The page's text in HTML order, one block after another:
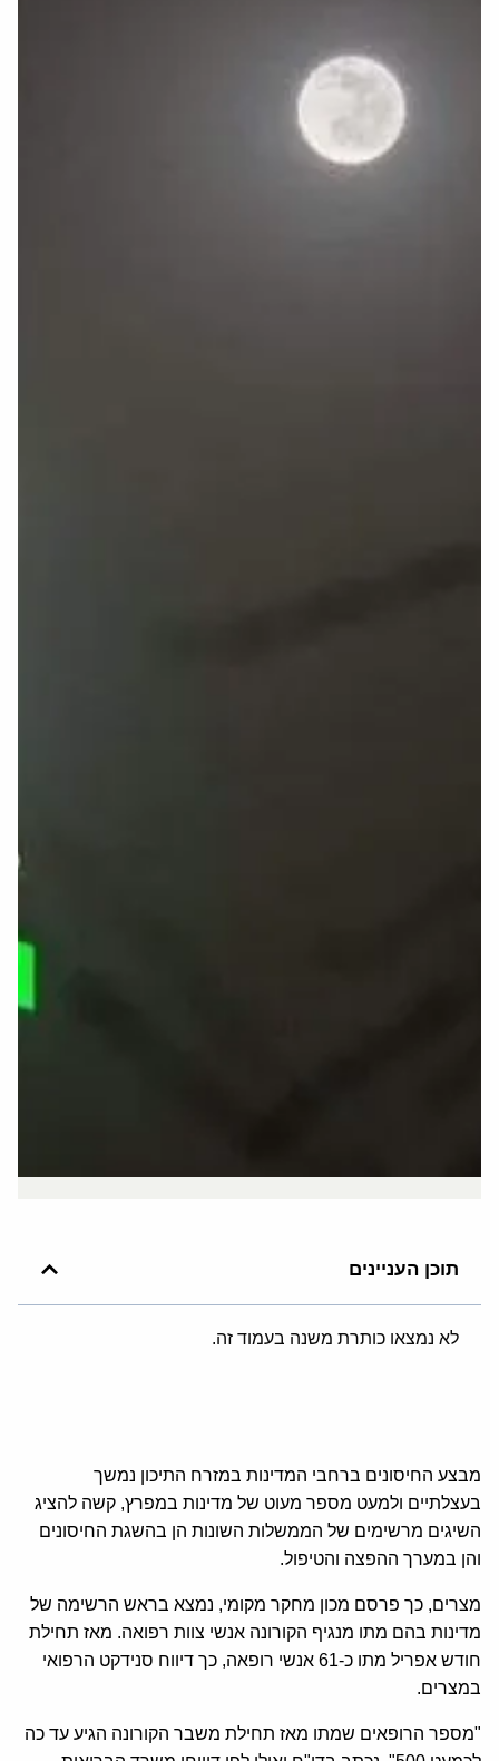
תוכן העניינים
לא נמצאו כותרת משנה בעמוד זה.
מבצע החיסונים ברחבי המדינות במזרח התיכון נמשך
בעצלתיים ולמעט מספר מעוט של מדינות במפרץ, קשה להציג
השיגים מרשימים של הממשלות השונות הן בהשגת החיסונים
והן במערך ההפצה והטיפול.
מצרים, כך פרסם מכון מחקר מקומי, נמצא בראש הרשימה של
מדינות בהם מתו מנגיף הקורונה אנשי צוות רפואה. מאז תחילת
חודש אפריל מתו כ-61 אנשי רופאה, כך דיווח סנידקט הרפואי
במצרים.
"מספר הרופאים שמתו מאז תחילת משבר הקורונה הגיע עד כה